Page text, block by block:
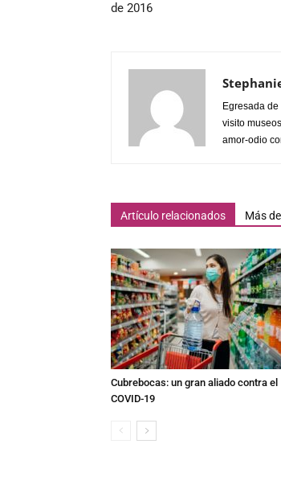
de 2016
Egresada
visito
amor-odio
Artículo relacionados Más
Cubrebocas: un gran aliado contra el
COVID-19